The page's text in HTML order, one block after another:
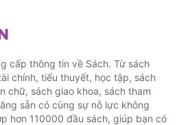
cấp thông tin về Sách. Từ sách
chính, tiểu thuyết, học tập, sách
chữ, sách giao khoa, sách tham
sẵn có cùng sự nỗ lực không
hơn 110000 đầu sách, giúp bạn có